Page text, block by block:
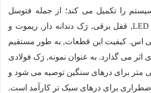
را تکمیل می کند؛ از جمله فتوسل
جفت چشمی, فلاشر LED, قفل برقی, رَک دندانه دار, ریموت و
اس. کیفیت این قطعات, به طور مستقیم
اثر می گذارد. به عنوان نمونه, رَک فولادی
8 تا 10 میلی متر برای درهای سنگین توصیه می شود و
برای درهای سبک تر کارآمد است.